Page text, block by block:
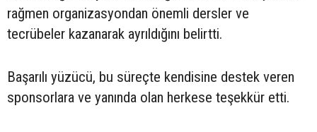
rağmen organizasyondan önemli dersler ve
tecrübeler kazanarak ayrıldığını belirtti.
Başarılı yüzücü, bu süreçte kendisine destek veren
sponsorlara ve yanında olan herkese teşekkür etti.